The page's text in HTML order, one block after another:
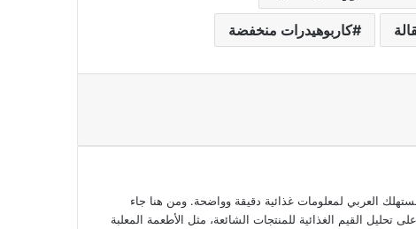
كاربوهيدرات منخفضة
العربي لمعلومات غذائية دقيقة وواضحة. ومن هنا جاء
القيم الغذائية للمنتجات الشائعة، مثل الأطعمة المعلبة